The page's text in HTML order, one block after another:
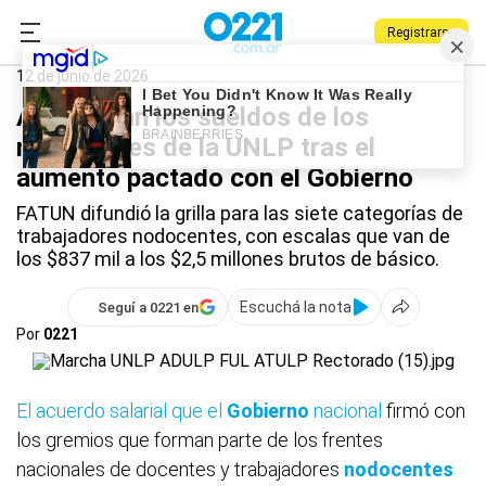
Registrarse
0221.com.ar
Nodocentes
12 de junio de 2026
Así quedan los sueldos de los
nodocentes de la UNLP tras el
aumento pactado con el Gobierno
FATUN difundió la grilla para las siete categorías de
trabajadores nodocentes, con escalas que van de
los $837 mil a los $2,5 millones brutos de básico.
Seguí a 0221 en
Escuchá la nota
Por 0221
El acuerdo salarial que el Gobierno nacional firmó con
los gremios que forman parte de los frentes
nacionales de docentes y trabajadores nodocentes